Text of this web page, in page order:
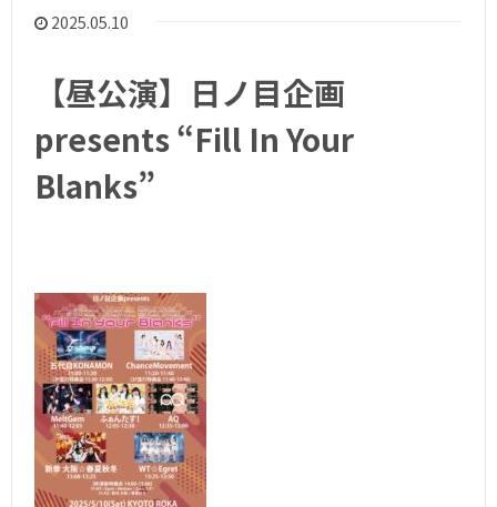
2025.05.10
【昼公演】日ノ目企画
presents “Fill In Your
Blanks”